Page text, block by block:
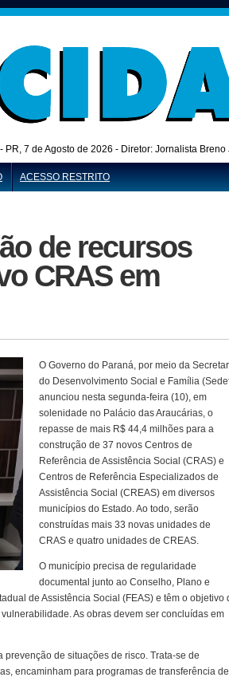
PR, 7 de Agosto de 2026 - Diretor: Jornalista
ACESSO RESTRITO
de recursos
CRAS em
O Governo do Paraná, por meio da
do Desenvolvimento Social e Família
anunciou nesta segunda-feira (10), em
solenidade no Palácio das Araucárias, o
repasse de mais R$ 44,4 milhões para a
construção de 37 novos Centros de
Referência de Assistência Social (CRAS) e
Centros de Referência Especializados de
Assistência Social (CREAS) em diversos
municípios do Estado. Ao todo, serão
construídas mais 33 novas unidades de
CRAS e quatro unidades de CREAS.
O município precisa de regularidade
documental junto ao Conselho, Plano e
de Assistência Social (FEAS) e têm o objetivo
As obras devem ser concluídas em
de situações de risco. Trata-se de
encaminham para programas de transferência de